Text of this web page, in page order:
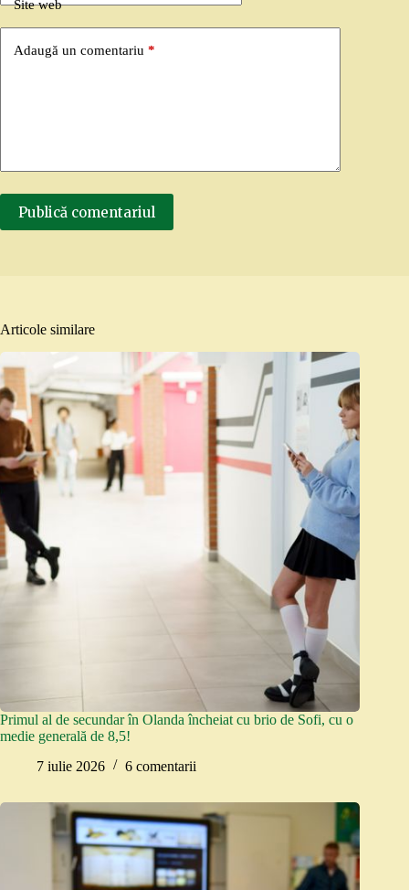
Site web
Adaugă un comentariu *
Publică comentariul
Articole similare
Primul al de secundar în Olanda încheiat cu brio de Sofi, cu o
medie generală de 8,5!
7 iulie 2026
6 comentarii